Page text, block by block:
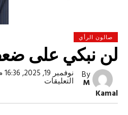
صالون الرأي
لن نبكي على
By
M
Kamal
نوفمبر 19, 2025, 16:36 م
التعليقاتعلى
على